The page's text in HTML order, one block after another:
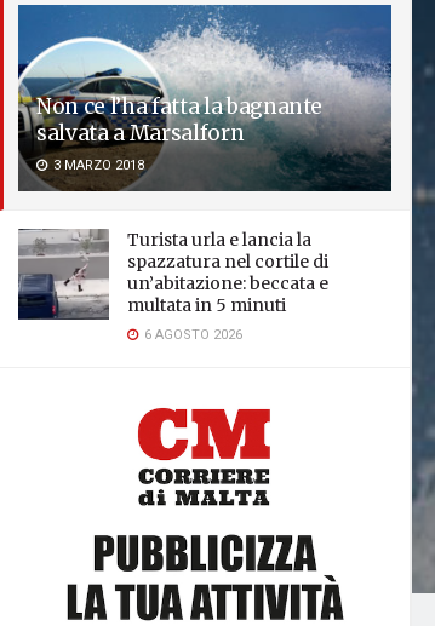
Non ce l’ha fatta la bagnante
salvata a Marsalforn
3 MARZO 2018
Turista urla e lancia la
spazzatura nel cortile di
un’abitazione: beccata e
multata in 5 minuti
6 AGOSTO 2026